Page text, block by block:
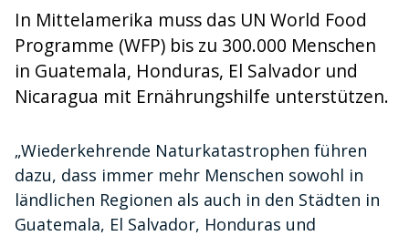
In Mittelamerika muss das UN World Food
Programme (WFP) bis zu 300.000 Menschen
in Guatemala, Honduras, El Salvador und
Nicaragua mit Ernährungshilfe unterstützen.
„Wiederkehrende Naturkatastrophen führen
dazu, dass immer mehr Menschen sowohl in
ländlichen Regionen als auch in den Städten in
Guatemala, El Salvador, Honduras und